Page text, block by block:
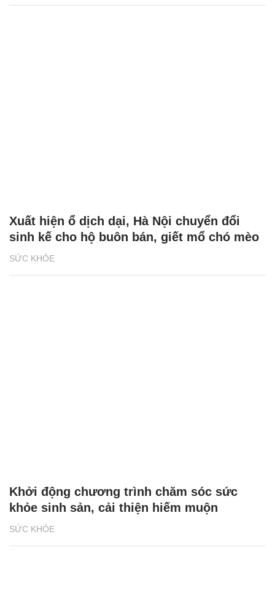
SỨC KHỎE
Xuất hiện ổ dịch dại, Hà Nội chuyển đổi
sinh kế cho hộ buôn bán, giết mổ chó mèo
SỨC KHỎE
Khởi động chương trình chăm sóc sức
khỏe sinh sản, cải thiện hiếm muộn